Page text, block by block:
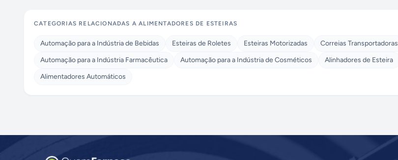
CATEGORIAS RELACIONADAS AALIMENTADORES DE ESTEIRAS
Automação para a Indústria de Bebidas Esteiras de Roletes Esteiras Motorizadas
Correias Transportadoras
Automação para a Indústria Farmacêutica
Automação para a Indústria de Cosméticos
Alinhadores de Esteira
Alimentadores Automáticos